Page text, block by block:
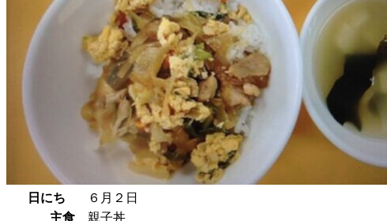
日にち ６月２日
主食
親子丼